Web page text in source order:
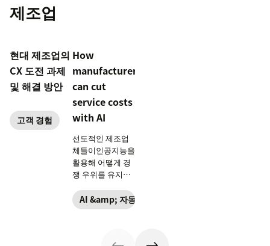
제조업
현대 제조업의
CX 도전 과제
및 해결 방안
고객 경험
How
manufacturers
can cut
service costs
with AI
선도적인 제조업
체들이인공지능을
활용해 어떻게 경
쟁 우위를 유지하
세요.
AI &amp; 자동화